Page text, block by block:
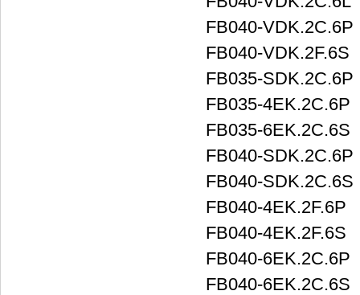
FB040-VDK.2C.6P
FB040-VDK.2F.6S
FB035-SDK.2C.6P
FB035-4EK.2C.6P
FB035-6EK.2C.6S
FB040-SDK.2C.6P
FB040-SDK.2C.6S
FB040-4EK.2F.6P
FB040-4EK.2F.6S
FB040-6EK.2C.6P
FB040-6EK.2C.6S